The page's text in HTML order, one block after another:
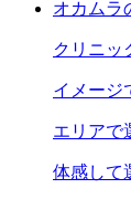
オカムラ
クリニッ
イメージ
エリアで
体感して